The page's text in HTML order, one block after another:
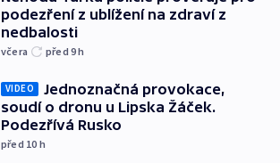
podezření z ublížení na zdraví z
nedbalosti
včera před 9h
VIDEO
Jednoznačná provokace,
soudí o dronu u Lipska Žáček.
Podezřívá Rusko
před 10 h